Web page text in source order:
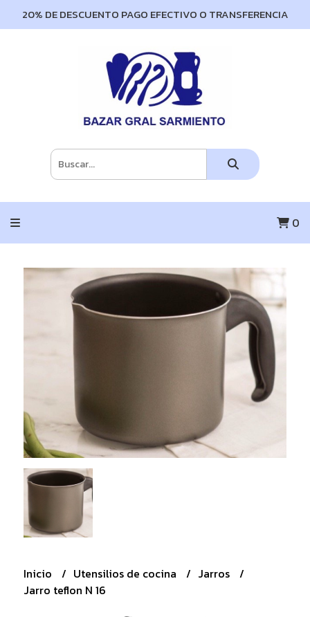
20% DE DESCUENTO PAGO EFECTIVO O TRANSFERENCIA
0
Inicio Utensilios de cocina
Jarros
Jarro teflon N 16